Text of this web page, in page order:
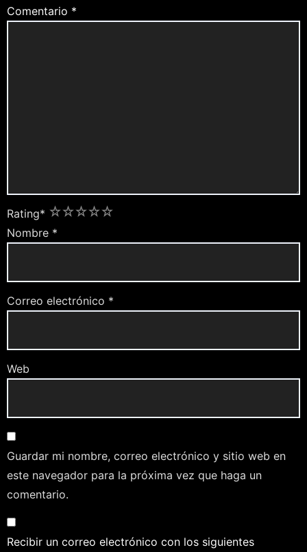
Comentario *
Rating* 5
4
3
2
1
Nombre *
Correo electrónico *
Web
Guardar mi nombre, correo electrónico y sitio web en
este navegador para la próxima vez que haga un
comentario.
Recibir un correo electrónico con los siguientes